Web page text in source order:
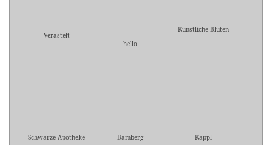
Verästelt
hello
Künstliche Blüten
Schwarze Apotheke Bamberg Kappl